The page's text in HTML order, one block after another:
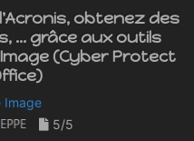
obtenez des
... grâce aux outils
(Cyber Protect
Image
5/5